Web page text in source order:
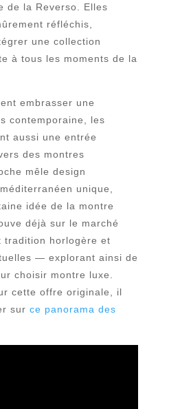
de la Reverso. Elles
réfléchis,
une collection
à tous les moments de la
embrasser une
contemporaine, les
aussi une entrée
des montres
mêle design
unique,
idée de la montre
déjà sur le marché
tradition horlogère et
— explorant ainsi de
choisir montre luxe.
cette offre originale, il
sur ce panorama des